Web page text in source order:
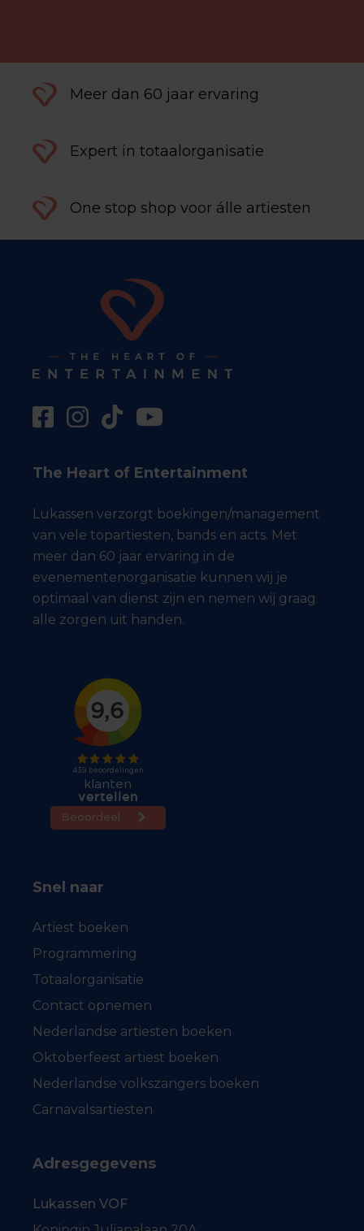
Meer dan 60 jaar ervaring
Expert in totaalorganisatie
One stop shop voor álle artiesten
The Heart of Entertainment
Lukassen verzorgt boekingen/management
van vele topartiesten, bands en acts. Met
meer dan 60 jaar ervaring in de
evenementenorganisatie kunnen wij je
optimaal van dienst zijn en nemen wij graag
alle zorgen uit handen.
Snel naar
Artiest boeken
Programmering
Totaalorganisatie
Contact opnemen
Nederlandse artiesten boeken
Oktoberfeest artiest boeken
Nederlandse volkszangers boeken
Carnavalsartiesten
Adresgegevens
Lukassen VOF